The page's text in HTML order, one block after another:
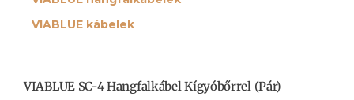
VIABLUE kábelek
VIABLUE SC-4 Hangfalkábel Kígyóbőrrel (pár)